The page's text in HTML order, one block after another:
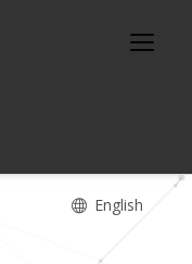
English